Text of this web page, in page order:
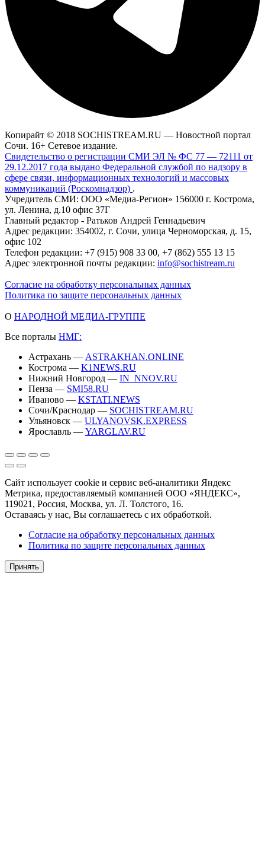
Копирайт © 2018 SOCHISTREAM.RU — Новостной портал
Сочи. 16+ Сетевое издание.
Свидетельство о регистрации СМИ ЭЛ № ФС 77 — 72111 от
29.12.2017 года выдано Федеральной службой по надзору в
сфере связи, информационных технологий и массовых
коммуникаций (Роскомнадзор) .
Учредитель СМИ: ООО «Медиа-Регион» 156000 г. Кострома,
ул. Ленина, д.10 офис 37Г
Главный редактор - Ратьков Андрей Геннадьевич
Адрес редакции: 354002, г. Сочи, улица Черноморская, д. 15,
офис 102
Телефон редакции: +7 (915) 908 33 00, +7 (862) 555 13 15
Адрес электронной почты редакции: info@sochistream.ru
Согласие на обработку персональных данных
Политика по защите персональных данных
О НАРОДНОЙ МЕДИА-ГРУППЕ
Все порталы НМГ:
Астрахань — ASTRAKHAN.ONLINE
Кострома — K1NEWS.RU
Нижний Новгород — IN_NNOV.RU
Пенза — SMI58.RU
Иваново — KSTATI.NEWS
Сочи/Краснодар — SOCHISTREAM.RU
Ульяновск — ULYANOVSK.EXPRESS
Ярославль — YARGLAV.RU
Сайт использует cookie и сервис веб-аналитики Яндекс
Метрика, предоставляемый компанией ООО «ЯНДЕКС»,
119021, Россия, Москва, ул. Л. Толстого, 16.
Оставаясь у нас, Вы соглашаетесь с их обработкой.
Согласие на обработку персональных данных
Политика по защите персональных данных
Принять